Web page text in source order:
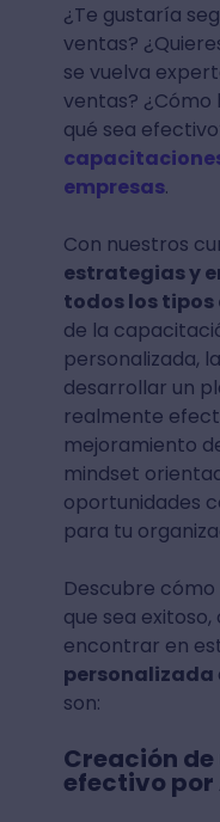
¿Te gustaría
ventas?
se vuelva
ventas?
qué sea
empresas.
Con nuestros
estrategias y
todos los tipos
de la
personalizada,
desarrollar un
realmente
mejoramiento
mindset
oportunidades
para tu
Descubre
que sea
encontrar en
personalizada
son:
Creación
efectivo por